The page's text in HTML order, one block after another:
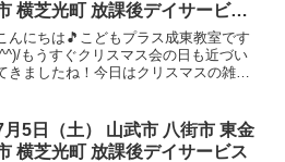
横芝光町 放課後デイサービス
童発達支援 運動療育
んにちは🎵こどもプラス成東教室です
もうすぐクリスマス会の日も近づい
きましたね！今日はクリスマスの雑学
🎅アメリカ・日本：クリスマスイブの
、子どもが寝てい...
5日（土） 山武市 八街市 東金
横芝光町 放課後デイサービス